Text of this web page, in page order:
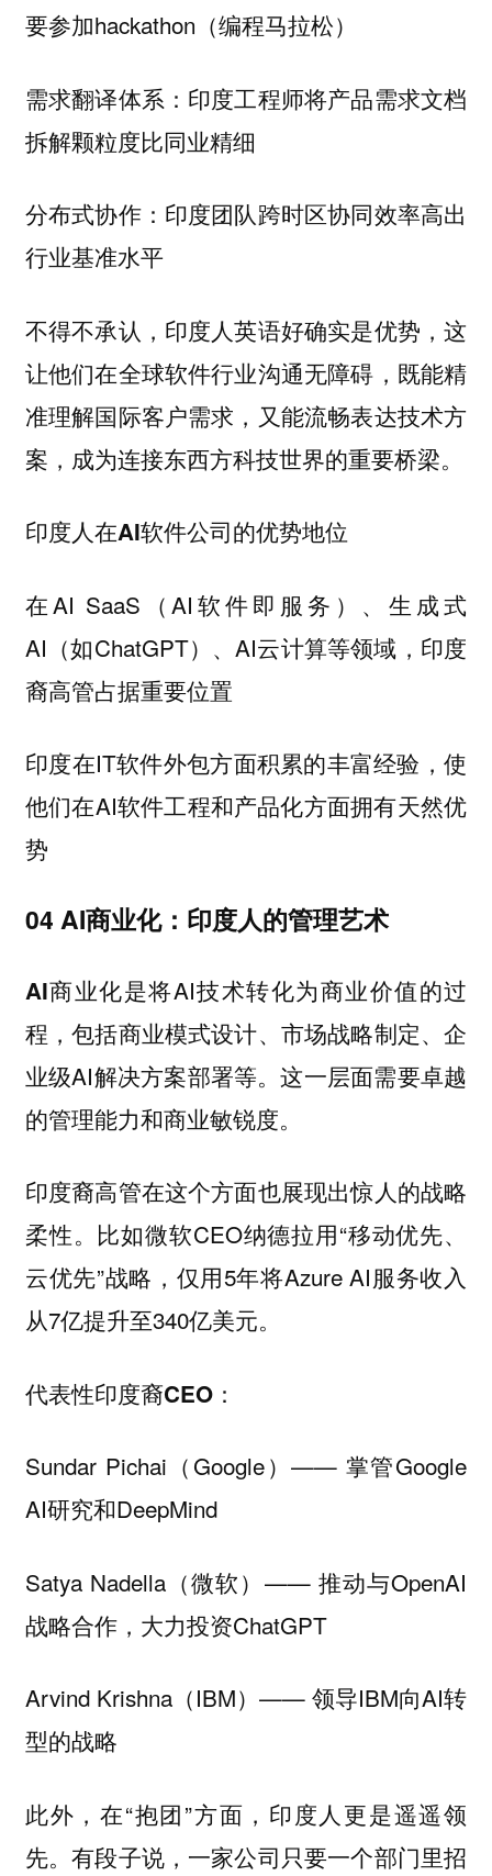
要参加hackathon（编程马拉松）
需求翻译体系：印度工程师将产品需求文档
拆解颗粒度比同业精细
分布式协作：印度团队跨时区协同效率高出
行业基准水平
不得不承认，印度人英语好确实是优势，这
让他们在全球软件行业沟通无障碍，既能精
准理解国际客户需求，又能流畅表达技术方
案，成为连接东西方科技世界的重要桥梁。
印度人在AI软件公司的优势地位
在AI SaaS（AI软件即服务）、生成式
AI（如ChatGPT）、AI云计算等领域，印度
裔高管占据重要位置
印度在IT软件外包方面积累的丰富经验，使
他们在AI软件工程和产品化方面拥有天然优
势
04 AI商业化：印度人的管理艺术
AI商业化是将AI技术转化为商业价值的过
程，包括商业模式设计、市场战略制定、企
业级AI解决方案部署等。这一层面需要卓越
的管理能力和商业敏锐度。
印度裔高管在这个方面也展现出惊人的战略
柔性。比如微软CEO纳德拉用“移动优先、
云优先”战略，仅用5年将Azure AI服务收入
从7亿提升至340亿美元。
代表性印度裔CEO：
Sundar Pichai（Google）—— 掌管Google
AI研究和DeepMind
Satya Nadella（微软）—— 推动与OpenAI
战略合作，大力投资ChatGPT
Arvind Krishna（IBM）—— 领导IBM向AI转
型的战略
此外，在“抱团”方面，印度人更是遥遥领
先。有段子说，一家公司只要一个部门里招